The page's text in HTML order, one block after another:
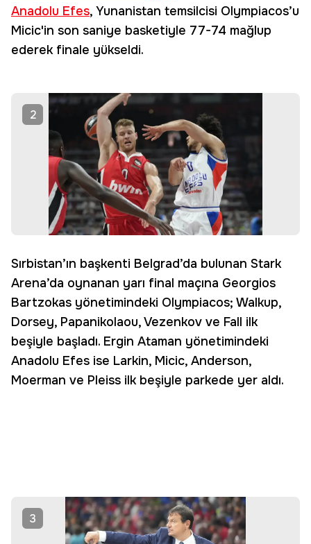
Anadolu Efes, Yunanistan temsilcisi Olympiacos’u
Micic'in son saniye basketiyle 77-74 mağlup
ederek finale yükseldi.
2
Sırbistan’ın başkenti Belgrad’da bulunan Stark
Arena’da oynanan yarı final maçına Georgios
Bartzokas yönetimindeki Olympiacos; Walkup,
Dorsey, Papanikolaou, Vezenkov ve Fall ilk
beşiyle başladı. Ergin Ataman yönetimindeki
Anadolu Efes ise Larkin, Micic, Anderson,
Moerman ve Pleiss ilk beşiyle parkede yer aldı.
3